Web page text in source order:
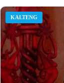
KALTENG